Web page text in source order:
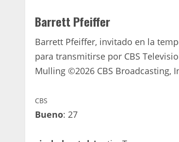
Barrett Pfeiffer
Barrett Pfeiffer, invitado en la
para transmitirse por CBS
Mulling ©2026 CBS Broadcasting,
CBS
Bueno: 27